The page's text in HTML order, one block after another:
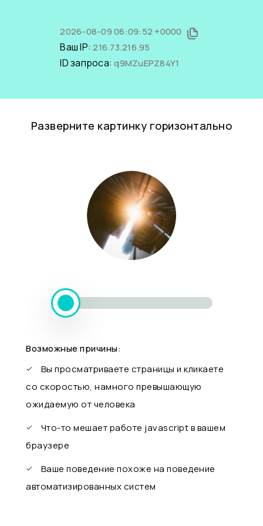
2026-08-09 06:09:52 +0000
Ваш IP:216.73.216.95
ID запроса:q9MZuEPZ84Y1
Разверните картинку горизонтально
Возможные причины:
Вы просматриваете страницы и кликаете
со скоростью, намного превышающую
ожидаемую от человека
Что-то мешает работе javascript в вашем
браузере
Ваше поведение похоже на поведение
автоматизированных систем